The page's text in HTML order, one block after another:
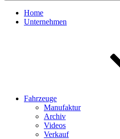
Home
Unternehmen
Fahrzeuge
Manufaktur
Archiv
Videos
Verkauf